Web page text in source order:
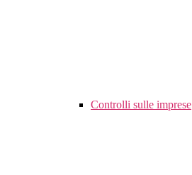
Controlli sulle imprese